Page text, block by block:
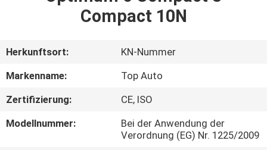
ÜBER
FABRIK-
Compact 10N
Herkunftsort:
KN-Nummer
Markenname:
Top Auto
Zertifizierung:
CE, ISO
Modellnummer:
Bei der Anwendung der
Verordnung (EG) Nr. 1225/2009